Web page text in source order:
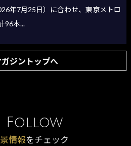
年7月25日）に合わせ、東京メトロ
96本...
ジントップへ
Follow
情報をチェック